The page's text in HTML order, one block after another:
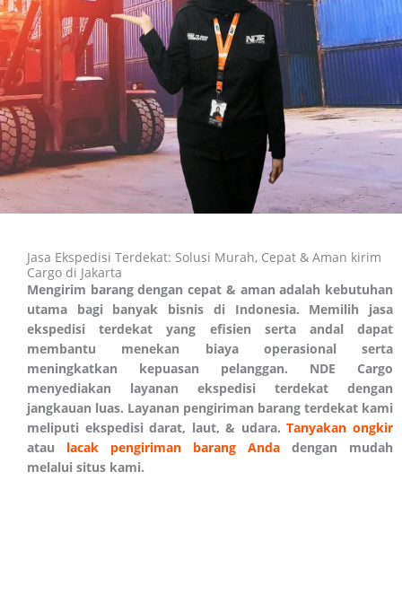
Jasa Ekspedisi Terdekat: Solusi Murah, Cepat & Aman kirim
Cargo di Jakarta
Mengirim barang dengan cepat & aman adalah kebutuhan
utama bagi banyak bisnis di Indonesia. Memilih jasa
ekspedisi terdekat yang efisien serta andal dapat
membantu menekan biaya operasional serta
meningkatkan kepuasan pelanggan. NDE Cargo
menyediakan layanan ekspedisi terdekat dengan
jangkauan luas. Layanan pengiriman barang terdekat kami
meliputi ekspedisi darat, laut, & udara.Tanyakan ongkir
atau lacak pengiriman barang Anda dengan mudah
melalui situs kami.